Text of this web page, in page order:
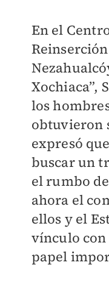
En el
Xochiaca”,
los
obtuvieron
expresó
buscar un
el rumbo
ahora el
ellos y el
vínculo
papel